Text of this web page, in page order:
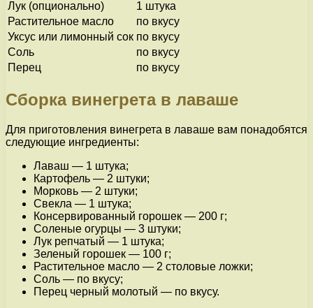
Лук (опционально)
1 штука
Растительное масло
по вкусу
Уксус или лимонный сок по вкусу
Соль
по вкусу
Перец
по вкусу
Сборка винегрета в лаваше
Для приготовления винегрета в лаваше вам понадобятся
следующие ингредиенты:
Лаваш — 1 штука;
Картофель — 2 штуки;
Морковь — 2 штуки;
Свекла — 1 штука;
Консервированный горошек — 200 г;
Соленые огурцы — 3 штуки;
Лук репчатый — 1 штука;
Зеленый горошек — 100 г;
Растительное масло — 2 столовые ложки;
Соль — по вкусу;
Перец черный молотый — по вкусу.